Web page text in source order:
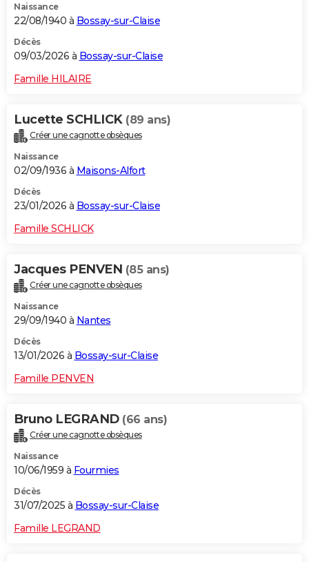
GUIDES D'ACHAT
BONS PLANS
CARTE DE VOEUX
Dictionnaire
Biographies
Citations
Expressions
Proverbes
PROGRAMME TV
COPAINS D'AVANT
S'inscrire
Se connecter
Lycées
Collèges
Primaires
Universités
Entreprises
Service militaire
Avis de recherche
AVIS DE DÉCÈS
Naissance
22/08/1940 à Bossay-sur-Claise
Décès
09/03/2026 à Bossay-sur-Claise
Famille HILAIRE
Lucette SCHLICK (89 ans)
Créer une cagnotte obsèques
Naissance
02/09/1936 à Maisons-Alfort
Décès
23/01/2026 à Bossay-sur-Claise
Famille SCHLICK
Jacques PENVEN (85 ans)
Créer une cagnotte obsèques
Naissance
29/09/1940 à Nantes
Décès
13/01/2026 à Bossay-sur-Claise
Famille PENVEN
Bruno LEGRAND (66 ans)
Créer une cagnotte obsèques
Naissance
10/06/1959 à Fourmies
Décès
31/07/2025 à Bossay-sur-Claise
Famille LEGRAND